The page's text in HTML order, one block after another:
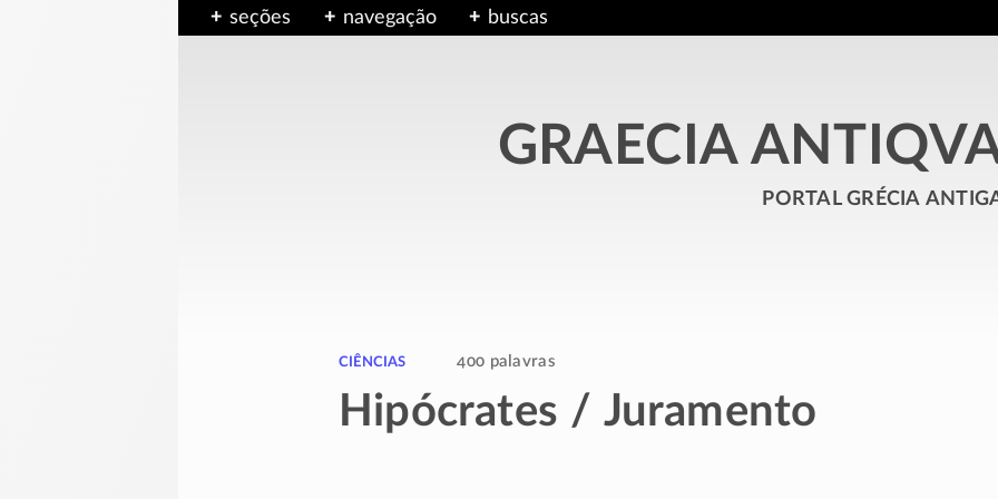
seções navegação buscas
GRAECIA
portal grécia
ciências 400 palavras
Hipócrates / Juramento